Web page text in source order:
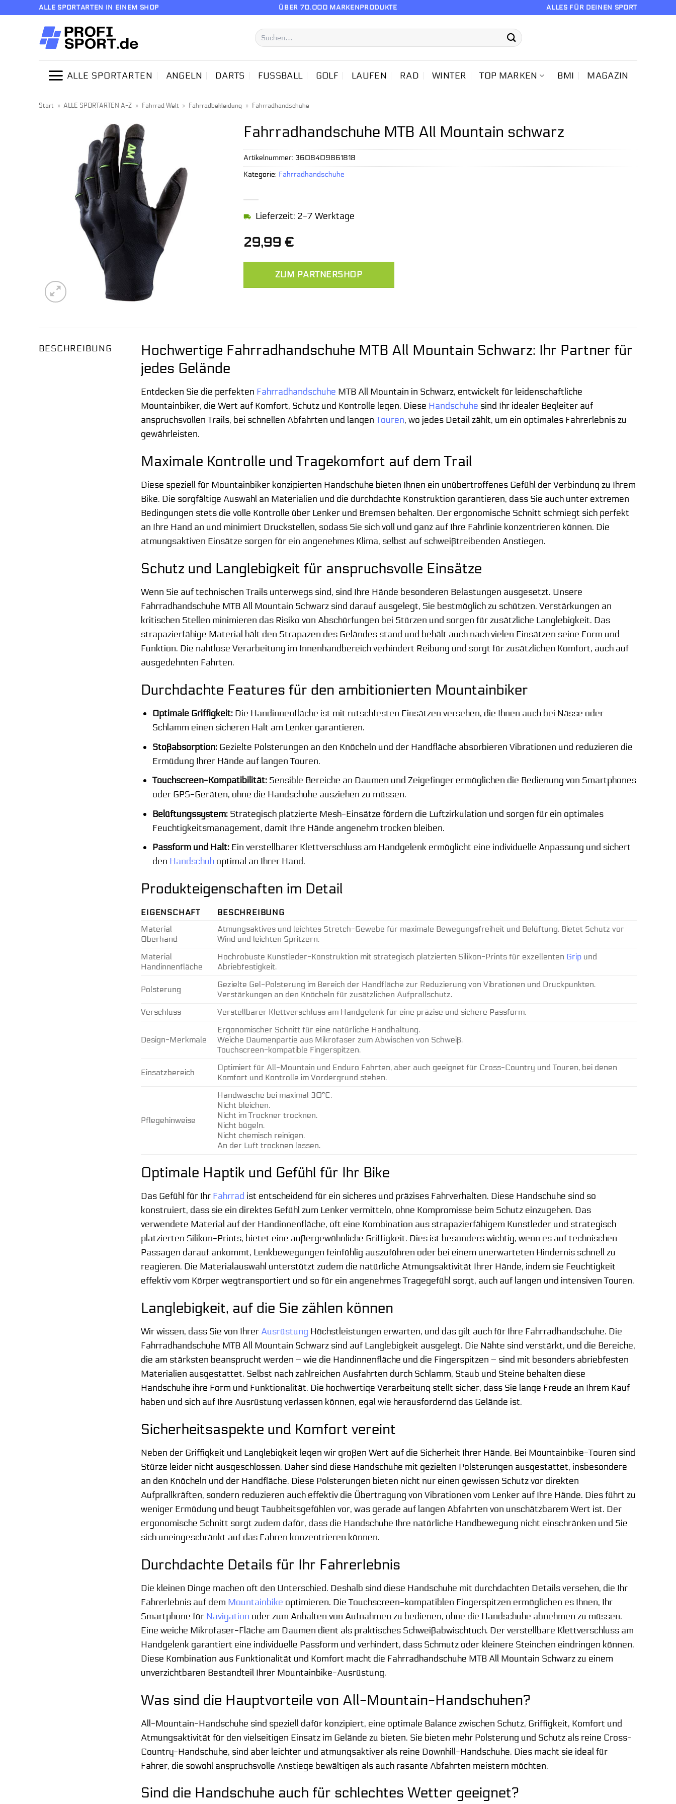
ALLE SPORTARTEN IN EINEM SHOP ÜBER 70.000 MARKENPRODUKTE ALLES FÜR DEINEN SPORT
Suchen
nach:
ALLE SPORTARTEN ANGELN DARTS FUSSBALL GOLF LAUFEN RAD WINTER TOP MARKEN BMI MAGAZIN
Start » ALLE SPORTARTEN A-Z » Fahrrad Welt » Fahrradbekleidung » Fahrradhandschuhe
Fahrradhandschuhe MTB All Mountain schwarz
29,99 €
Lieferzeit: 2-7 Werktage
ZUM PARTNERSHOP
Artikelnummer: 3608409861818
Kategorie: Fahrradhandschuhe
BESCHREIBUNG
Hochwertige Fahrradhandschuhe MTB All Mountain Schwarz: Ihr Partner für
jedes Gelände
Entdecken Sie die perfekten Fahrradhandschuhe MTB All Mountain in Schwarz, entwickelt für leidenschaftliche
Mountainbiker, die Wert auf Komfort, Schutz und Kontrolle legen. Diese Handschuhe sind Ihr idealer Begleiter auf
anspruchsvollen Trails, bei schnellen Abfahrten und langenTouren, wo jedes Detail zählt, um ein optimales Fahrerlebnis zu
gewährleisten.
Maximale Kontrolle und Tragekomfort auf dem Trail
Diese speziell für Mountainbiker konzipierten Handschuhe bieten Ihnen ein unübertroffenes Gefühl der Verbindung zu Ihrem
Bike. Die sorgfältige Auswahl an Materialien und die durchdachte Konstruktion garantieren, dass Sie auch unter extremen
Bedingungen stets die volle Kontrolle über Lenker und Bremsen behalten. Der ergonomische Schnitt schmiegt sich perfekt
an Ihre Hand an und minimiert Druckstellen, sodass Sie sich voll und ganz auf Ihre Fahrlinie konzentrieren können. Die
atmungsaktiven Einsätze sorgen für ein angenehmes Klima, selbst auf schweißtreibenden Anstiegen.
Schutz und Langlebigkeit für anspruchsvolle Einsätze
Wenn Sie auf technischen Trails unterwegs sind, sind Ihre Hände besonderen Belastungen ausgesetzt. Unsere
Fahrradhandschuhe MTB All Mountain Schwarz sind darauf ausgelegt, Sie bestmöglich zu schützen. Verstärkungen an
kritischen Stellen minimieren das Risiko von Abschürfungen bei Stürzen und sorgen für zusätzliche Langlebigkeit. Das
strapazierfähige Material hält den Strapazen des Geländes stand und behält auch nach vielen Einsätzen seine Form und
Funktion. Die nahtlose Verarbeitung im Innenhandbereich verhindert Reibung und sorgt für zusätzlichen Komfort, auch auf
ausgedehnten Fahrten.
Durchdachte Features für den ambitionierten Mountainbiker
Optimale Griffigkeit: Die Handinnenfläche ist mit rutschfesten Einsätzen versehen, die Ihnen auch bei Nässe oder
Schlamm einen sicheren Halt am Lenker garantieren.
Stoßabsorption: Gezielte Polsterungen an den Knöcheln und der Handfläche absorbieren Vibrationen und reduzieren die
Ermüdung Ihrer Hände auf langen Touren.
Touchscreen-Kompatibilität: Sensible Bereiche an Daumen und Zeigefinger ermöglichen die Bedienung von Smartphones
oder GPS-Geräten, ohne die Handschuhe ausziehen zu müssen.
Belüftungssystem: Strategisch platzierte Mesh-Einsätze fördern die Luftzirkulation und sorgen für ein optimales
Feuchtigkeitsmanagement, damit Ihre Hände angenehm trocken bleiben.
Passform und Halt: Ein verstellbarer Klettverschluss am Handgelenk ermöglicht eine individuelle Anpassung und sichert
den Handschuh optimal an Ihrer Hand.
Produkteigenschaften im Detail
EIGENSCHAFT
BESCHREIBUNG
Material
Oberhand
Atmungsaktives und leichtes Stretch-Gewebe für maximale Bewegungsfreiheit und Belüftung. Bietet Schutz vor
Wind und leichten Spritzern.
Material
Handinnenfläche
Hochrobuste Kunstleder-Konstruktion mit strategisch platzierten Silikon-Prints für exzellenten Grip und
Abriebfestigkeit.
Polsterung
Gezielte Gel-Polsterung im Bereich der Handfläche zur Reduzierung von Vibrationen und Druckpunkten.
Verstärkungen an den Knöcheln für zusätzlichen Aufprallschutz.
Verschluss
Verstellbarer Klettverschluss am Handgelenk für eine präzise und sichere Passform.
Design-Merkmale
Ergonomischer Schnitt für eine natürliche Handhaltung.
Weiche Daumenpartie aus Mikrofaser zum Abwischen von Schweiß.
Touchscreen-kompatible Fingerspitzen.
Einsatzbereich
Optimiert für All-Mountain und Enduro Fahrten, aber auch geeignet für Cross-Country und Touren, bei denen
Komfort und Kontrolle im Vordergrund stehen.
Pflegehinweise
Handwäsche bei maximal 30°C.
Nicht bleichen.
Nicht im Trockner trocknen.
Nicht bügeln.
Nicht chemisch reinigen.
An der Luft trocknen lassen.
Optimale Haptik und Gefühl für Ihr Bike
Das Gefühl für Ihr Fahrrad ist entscheidend für ein sicheres und präzises Fahrverhalten. Diese Handschuhe sind so
konstruiert, dass sie ein direktes Gefühl zum Lenker vermitteln, ohne Kompromisse beim Schutz einzugehen. Das
verwendete Material auf der Handinnenfläche, oft eine Kombination aus strapazierfähigem Kunstleder und strategisch
platzierten Silikon-Prints, bietet eine außergewöhnliche Griffigkeit. Dies ist besonders wichtig, wenn es auf technischen
Passagen darauf ankommt, Lenkbewegungen feinfühlig auszuführen oder bei einem unerwarteten Hindernis schnell zu
reagieren. Die Materialauswahl unterstützt zudem die natürliche Atmungsaktivität Ihrer Hände, indem sie Feuchtigkeit
effektiv vom Körper wegtransportiert und so für ein angenehmes Tragegefühl sorgt, auch auf langen und intensiven Touren.
Langlebigkeit, auf die Sie zählen können
Wir wissen, dass Sie von Ihrer Ausrüstung Höchstleistungen erwarten, und das gilt auch für Ihre Fahrradhandschuhe. Die
Fahrradhandschuhe MTB All Mountain Schwarz sind auf Langlebigkeit ausgelegt. Die Nähte sind verstärkt, und die Bereiche,
die am stärksten beansprucht werden – wie die Handinnenfläche und die Fingerspitzen – sind mit besonders abriebfesten
Materialien ausgestattet. Selbst nach zahlreichen Ausfahrten durch Schlamm, Staub und Steine behalten diese
Handschuhe ihre Form und Funktionalität. Die hochwertige Verarbeitung stellt sicher, dass Sie lange Freude an Ihrem Kauf
haben und sich auf Ihre Ausrüstung verlassen können, egal wie herausfordernd das Gelände ist.
Sicherheitsaspekte und Komfort vereint
Neben der Griffigkeit und Langlebigkeit legen wir großen Wert auf die Sicherheit Ihrer Hände. Bei Mountainbike-Touren sind
Stürze leider nicht ausgeschlossen. Daher sind diese Handschuhe mit gezielten Polsterungen ausgestattet, insbesondere
an den Knöcheln und der Handfläche. Diese Polsterungen bieten nicht nur einen gewissen Schutz vor direkten
Aufprallkräften, sondern reduzieren auch effektiv die Übertragung von Vibrationen vom Lenker auf Ihre Hände. Dies führt zu
weniger Ermüdung und beugt Taubheitsgefühlen vor, was gerade auf langen Abfahrten von unschätzbarem Wert ist. Der
ergonomische Schnitt sorgt zudem dafür, dass die Handschuhe Ihre natürliche Handbewegung nicht einschränken und Sie
sich uneingeschränkt auf das Fahren konzentrieren können.
Durchdachte Details für Ihr Fahrerlebnis
Die kleinen Dinge machen oft den Unterschied. Deshalb sind diese Handschuhe mit durchdachten Details versehen, die Ihr
Fahrerlebnis auf dem Mountainbike optimieren. Die Touchscreen-kompatiblen Fingerspitzen ermöglichen es Ihnen, Ihr
Smartphone für Navigation oder zum Anhalten von Aufnahmen zu bedienen, ohne die Handschuhe abnehmen zu müssen.
Eine weiche Mikrofaser-Fläche am Daumen dient als praktisches Schweißabwischtuch. Der verstellbare Klettverschluss am
Handgelenk garantiert eine individuelle Passform und verhindert, dass Schmutz oder kleinere Steinchen eindringen können.
Diese Kombination aus Funktionalität und Komfort macht die Fahrradhandschuhe MTB All Mountain Schwarz zu einem
unverzichtbaren Bestandteil Ihrer Mountainbike-Ausrüstung.
Was sind die Hauptvorteile von All-Mountain-Handschuhen?
All-Mountain-Handschuhe sind speziell dafür konzipiert, eine optimale Balance zwischen Schutz, Griffigkeit, Komfort und
Atmungsaktivität für den vielseitigen Einsatz im Gelände zu bieten. Sie bieten mehr Polsterung und Schutz als reine Cross-
Country-Handschuhe, sind aber leichter und atmungsaktiver als reine Downhill-Handschuhe. Dies macht sie ideal für
Fahrer, die sowohl anspruchsvolle Anstiege bewältigen als auch rasante Abfahrten meistern möchten.
Sind die Handschuhe auch für schlechtes Wetter geeignet?